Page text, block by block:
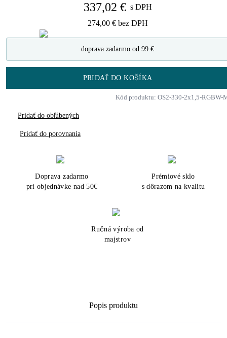
337,02 € s DPH
274,00 € bez DPH
doprava zadarmo od 99 €
PRIDAŤ DO KOŠÍKA
Kód produktu: OS2-330-2x1,5-RGBW-
Pridať do obľúbených
Pridať do porovnania
Doprava zadarmo
pri objednávke nad 50€
Prémiové sklo
s dôrazom na kvalitu
Ručná výroba od
majstrov
Popis produktu